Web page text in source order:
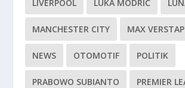
LIVERPOOL LUKA MODRIĆ
MANCHESTER CITY MAX
NEWS OTOMOTIF POLITIK
PRABOWO SUBIANTO PREMIER